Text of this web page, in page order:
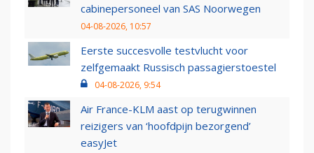
cabinepersoneel van SAS Noorwegen
04-08-2026, 10:57
Eerste succesvolle testvlucht voor
zelfgemaakt Russisch passagierstoestel
04-08-2026, 9:54
Air France-KLM aast op terugwinnen
reizigers van ‘hoofdpijn bezorgend’
easyJet